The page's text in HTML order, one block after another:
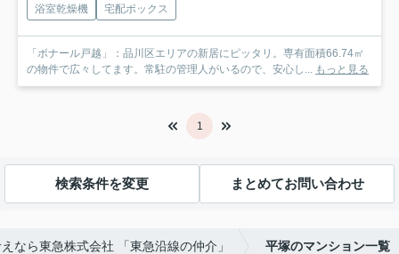
浴室乾燥機
宅配ボックス
「ボナール戸越」：品川区エリアの新居にピッタリ。専有面積66.74㎡
の物件で広々してます。常駐の管理人がいるので、安心し...
もっと見る
1
検索条件を変更 まとめてお問い合わせ
なら東急株式会社 「東急沿線の仲介」 平塚のマンション一覧